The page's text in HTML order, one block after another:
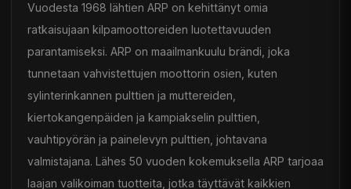
Vuodesta 1968 lähtien ARP on kehittänyt omia
ratkaisujaan kilpamoottoreiden luotettavuuden
parantamiseksi. ARP on maailmankuulu brändi, joka
tunnetaan vahvistettujen moottorin osien, kuten
sylinterinkannen pulttien ja muttereiden,
kiertokangenpäiden ja kampiakselin pulttien,
vauhtipyörän ja painelevyn pulttien, johtavana
valmistajana. Lähes 50 vuoden kokemuksella ARP tarjoaa
laajan valikoiman tuotteita, jotka täyttävät kaikkien